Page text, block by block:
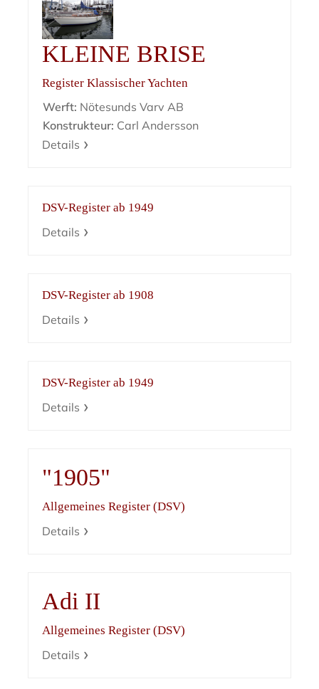
KLEINE BRISE
Register Klassischer Yachten
Werft: Nötesunds Varv AB
Konstrukteur: Carl Andersson
Details
DSV-Register ab 1949
Details
DSV-Register ab 1908
Details
DSV-Register ab 1949
Details
"1905"
Allgemeines Register (DSV)
Details
Adi II
Allgemeines Register (DSV)
Details